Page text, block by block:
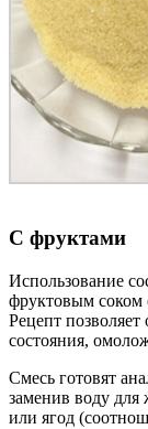
С фруктами
Использование
фруктовым соком
Рецепт
состояния,
Смесь готовят
заменив воду
или ягод